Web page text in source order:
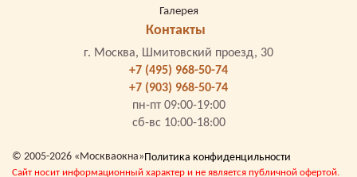
Галерея
Контакты
г. Москва, Шмитовский проезд, 30
+7 (495) 968-50-74
+7 (903) 968-50-74
пн-пт 09:00-19:00
сб-вс 10:00-18:00
© 2005-2026 «Москваокна» Политика конфиденцильности
Сайт носит информационный характер и не является публичной офертой.